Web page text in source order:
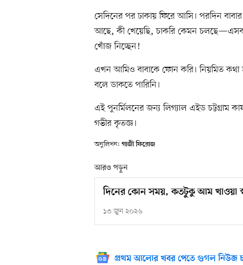
সেদিনের পর ঢাকায় ফিরে আসি। পরদিন
আছে, কী খেয়েছি, চাকরি কেমন চলছে—এসব
খোঁজ নিচ্ছেন!
এখন আমিও বাবাকে ফোন করি। নিয়মিত
বলে ডাকতে পারিনি।
এই পুনর্মিলনের জন্য লিগ্যাল এইড চট্টগ্রাম
গভীর কৃতজ্ঞ।
অনুলিখন: গাজী ফিরোজ
আরও পড়ুন
দিনের কোন সময়, কতটুকু আম খাওয়া
১৩ জুন ২০২৬
প্রথম আলোর খবর পেতে গুগল নিউজ